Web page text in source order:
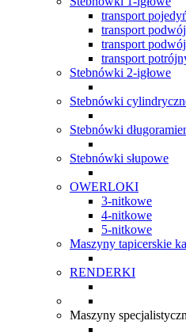
transport
transport
transport
transport
Stebnówki 2-igłowe
Stebnówki
Stebnówki
Stebnówki słupowe
OWERLOKI
3-nitkowe
4-nitkowe
5-nitkowe
Maszyny tapicerskie
RENDERKI
Maszyny